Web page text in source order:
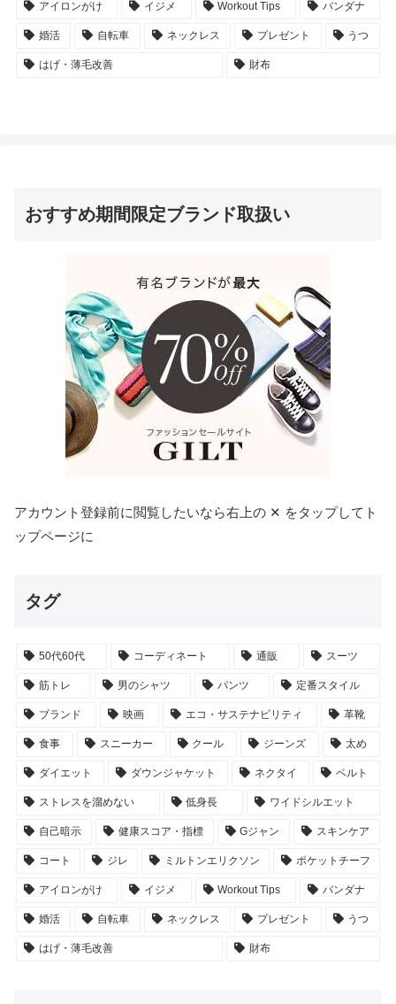
アイロンがけ イジメ Workout Tips バンダナ
婚活 自転車 ネックレス プレゼント うつ
はげ・薄毛改善 財布
おすすめ期間限定ブランド取扱い
アカウント登録前に閲覧したいなら右上の ✕ をタップしてト
ップページに
タグ
50代60代 コーディネート 通販 スーツ
筋トレ 男のシャツ パンツ 定番スタイル
ブランド 映画 エコ・サステナビリティ 革靴
食事 スニーカー クール ジーンズ 太め
ダイエット ダウンジャケット ネクタイ ベルト
ストレスを溜めない 低身長 ワイドシルエット
自己暗示 健康スコア・指標 Gジャン スキンケア
コート ジレ ミルトンエリクソン ポケットチーフ
アイロンがけ イジメ Workout Tips バンダナ
婚活 自転車 ネックレス プレゼント うつ
はげ・薄毛改善 財布